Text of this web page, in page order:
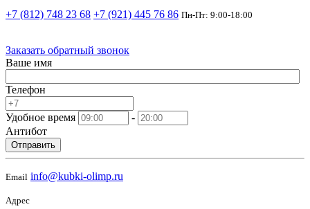
+7 (812) 748 23 68 +7 (921) 445 76 86 Пн-Пт: 9:00-18:00
Заказать обратный звонок
Ваше имя
Телефон
Удобное время
-
Антибот
Отправить
Email info@kubki-olimp.ru
Адрес